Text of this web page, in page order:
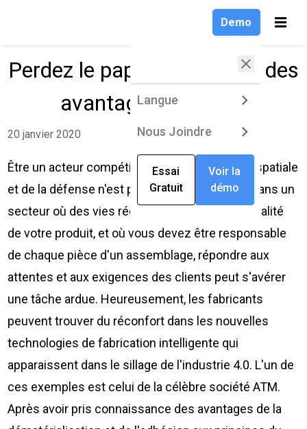
Demo
Produits
Solutions
Ressources
il est
Par
VKS Pro
VKS
produits
les
et les
Blogue
de
Presse
nos
VKS à
Qui
Langue
English
Français
Langue
Nous Joindre
Essai
Gratuit
Voir la
démo
Perdez le papier et profitez des
avantages de l'ATM
20 janvier 2020
Être un acteur compétitif dans l'industrie aérospatiale
et de la défense n'est pas une mince affaire. Dans un
secteur où des vies réelles dépendent de la qualité
de votre produit, et où vous devez être responsable
de chaque pièce d'un assemblage, répondre aux
attentes et aux exigences des clients peut s'avérer
une tâche ardue. Heureusement, les fabricants
peuvent trouver du réconfort dans les nouvelles
technologies de fabrication intelligente qui
apparaissent dans le sillage de l'industrie 4.0. L'un de
ces exemples est celui de la célèbre société ATM.
Après avoir pris connaissance des avantages de la